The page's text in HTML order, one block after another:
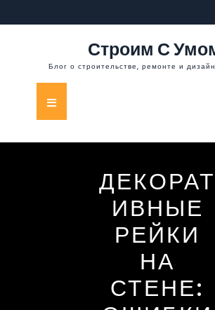
к
Строим С
Блог о строительстве, ремонте и
Кнопка
Открыть
ДЕКОРАТ
ИВНЫЕ
РЕЙКИ
НА
СТЕНЕ: